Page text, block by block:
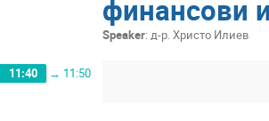
финансови
Speaker: д-р. Христо Илиев
11:40 → 11:50